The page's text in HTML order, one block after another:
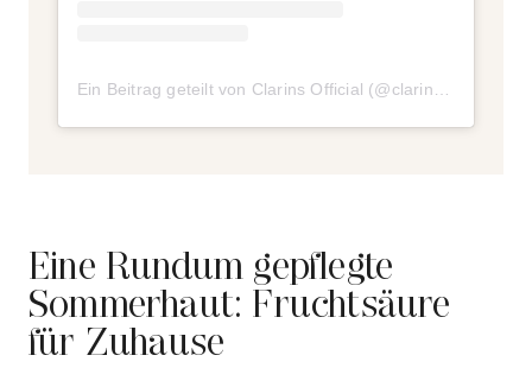
Eine Rundum gepflegte
Sommerhaut: Fruchtsäure
für Zuhause